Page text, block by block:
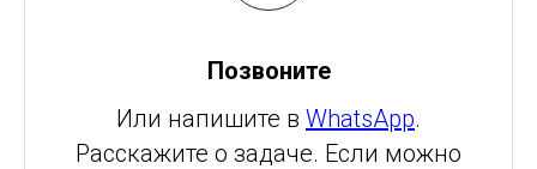
Позвоните
Или напишите в WhatsApp.
Расскажите о задаче. Если можно